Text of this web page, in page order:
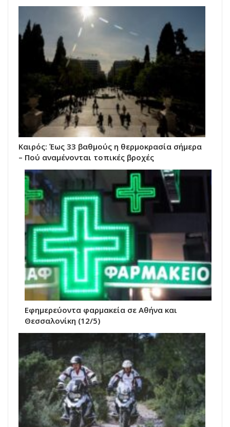
Καιρός: Έως 33 βαθμούς η θερμοκρασία σήμερα
– Πού αναμένονται τοπικές βροχές
Εφημερεύοντα φαρμακεία σε Αθήνα και
Θεσσαλονίκη (12/5)